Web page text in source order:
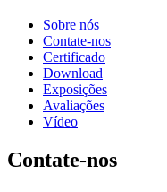
Sobre nós
Contate-nos
Certificado
Download
Exposições
Avaliações
Vídeo
Contate-nos